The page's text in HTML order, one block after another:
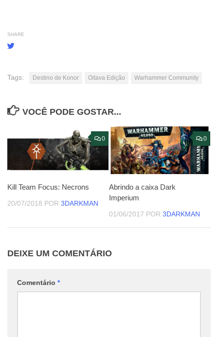
SHARE
Tags: Destino de Konor Oitava Edição Warhammer Community
VOCÊ PODE GOSTAR...
0
Kill Team Focus: Necrons
20/07/2018 POR 3DARKMAN
0
Abrindo a caixa Dark
Imperium
01/06/2017 POR 3DARKMAN
DEIXE UM COMENTÁRIO
Comentário *